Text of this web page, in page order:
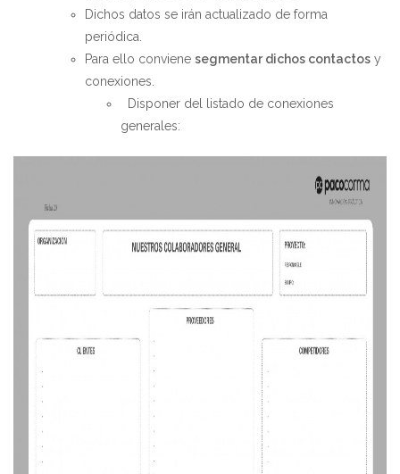
Dichos datos se irán actualizado de forma
periódica.
Para ello conviene segmentar dichos contactos y
conexiones.
Disponer del listado de conexiones
generales: